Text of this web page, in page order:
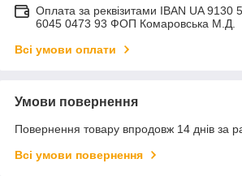
Оплата за реквізитами IBAN UA 9130
6045 0473 93 ФОП Комаровська М.Д.
Всі умови оплати
Умови повернення
Повернення товару впродовж 14 днів за
Всі умови повернення